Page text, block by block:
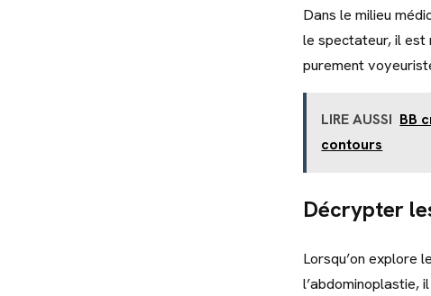
Dans le milieu
le spectateur, il est
purement
LIRE AUSSI BB
contours
Décrypter
Lorsqu’on explore
l’abdominoplastie,